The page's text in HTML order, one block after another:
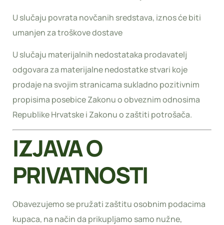
U slučaju povrata novčanih sredstava, iznos će biti
umanjen za troškove dostave
U slučaju materijalnih nedostataka prodavatelj
odgovara za materijalne nedostatke stvari koje
prodaje na svojim stranicama sukladno pozitivnim
propisima posebice Zakonu o obveznim odnosima
Republike Hrvatske i Zakonu o zaštiti potrošača.
IZJAVA O
PRIVATNOSTI
Obavezujemo se pružati zaštitu osobnim podacima
kupaca, na način da prikupljamo samo nužne,